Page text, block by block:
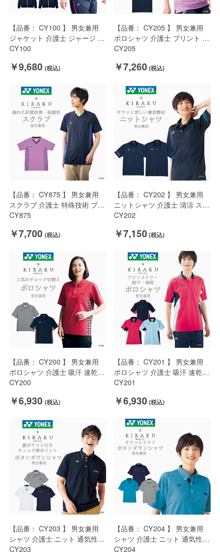
【品番： CY100 】 男女兼用
ジャケット 介護士 ジャージ 上
着 軽量 ストレッチ パンツあり
CY100
￥9,680
【品番： CY205 】 男女兼用
ポロシャツ 介護士 プリント 抗
菌 防臭 スポーティ YONEX ×
CY205
￥7,260
【品番： CY875 】 男女兼用
スクラブ 介護士 特殊技術 プリ
ント柄 抗菌 スポーティ
CY875
￥7,700
【品番： CY202 】 男女兼用
ニットシャツ 介護士 清涼 スト
レッチ 着やすい スポーティ
CY202
￥7,150
【品番： CY200 】 男女兼用
ポロシャツ 介護士 吸汗 速乾
軽量 ストレッチ YONEX × キ
CY200
￥6,930
【品番： CY201 】 男女兼用
ポロシャツ 介護士 吸汗 速乾
軽量 ストレッチ スポーティ
CY201
￥6,930
【品番： CY203 】 男女兼用
シャツ 介護士 ニット 通気性
サラサラ素材 ボタンダウン チ
CY203
【品番： CY204 】 男女兼用
シャツ 介護士 ニット 通気性
サラサラ素材 ボタンダウン シ
CY204